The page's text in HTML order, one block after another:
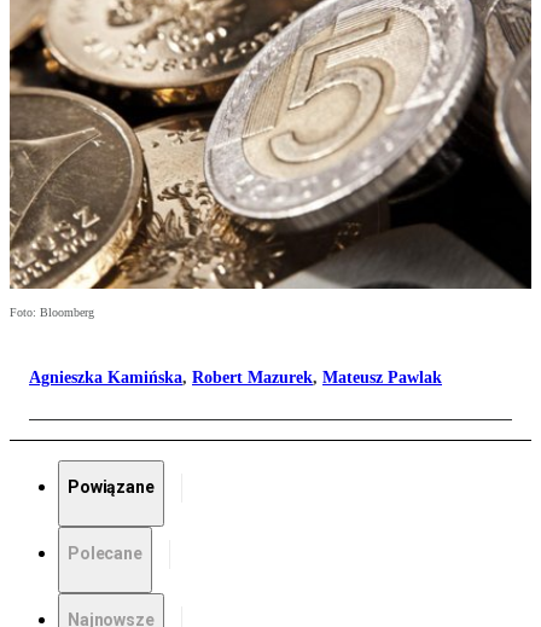
Foto: Bloomberg
Agnieszka Kamińska, Robert Mazurek, Mateusz Pawlak
Powiązane
Polecane
Najnowsze